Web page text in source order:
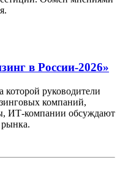
в России-2026»
которой руководители
компаний,
ИТ-компании обсуждают